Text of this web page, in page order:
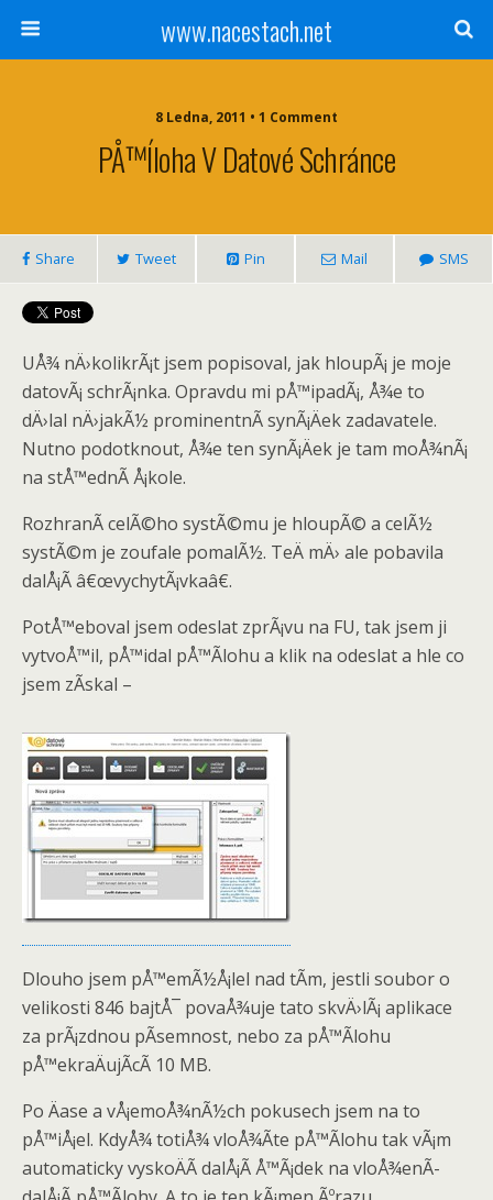
www.nacestach.net
8 Ledna, 2011 • 1 Comment
PÅ™íloha V Datové Schránce
Share Tweet Pin Mail SMS
UÅ¾ nÄ›kolikrÃ¡t jsem popisoval, jak hloupÃ¡ je moje
datovÃ¡ schrÃ¡nka. Opravdu mi pÅ™ipadÃ¡, Å¾e to
dÄ›lal nÄ›jakÃ½ prominentnÃ­ synÃ¡Äek zadavatele.
Nutno podotknout, Å¾e ten synÃ¡Äek je tam moÅ¾nÃ¡
na stÅ™ednÃ­ Å¡kole.
RozhranÃ­ celÃ©ho systÃ©mu je hloupÃ© a celÃ½
systÃ©m je zoufale pomalÃ½. TeÄ mÄ› ale pobavila
dalÅ¡Ã­ â€œvychytÃ¡vkaâ€.
PotÅ™eboval jsem odeslat zprÃ¡vu na FU, tak jsem ji
vytvoÅ™il, pÅ™idal pÅ™Ã­lohu a klik na odeslat a hle co
jsem zÃ­skal –
Dlouho jsem pÅ™emÃ½Å¡lel nad tÃ­m, jestli soubor o
velikosti 846 bajtÅ¯ povaÅ¾uje tato skvÄ›lÃ¡ aplikace
za prÃ¡zdnou pÃ­semnost, nebo za pÅ™Ã­lohu
pÅ™ekraÄujÃ­cÃ­ 10 MB.
Po Äase a vÅ¡emoÅ¾nÃ½ch pokusech jsem na to
pÅ™iÅ¡el. KdyÅ¾ totiÅ¾ vloÅ¾Ã­te pÅ™Ã­lohu tak vÃ¡m
automaticky vyskoÄÃ­ dalÅ¡Ã­ Å™Ã¡dek na vloÅ¾enÃ­